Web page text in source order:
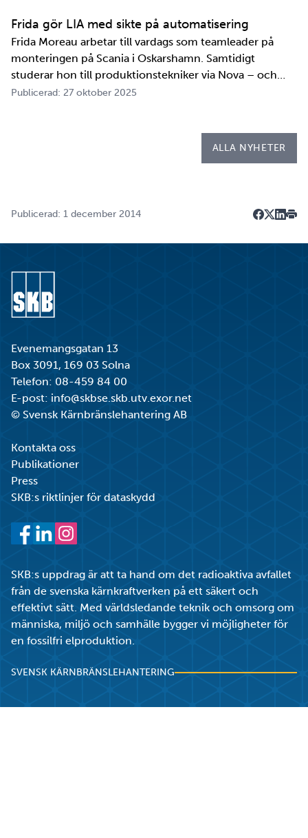
tester och utbildningar. Redan 2008 i…
Frida gör LIA med sikte på automatisering
Frida Moreau arbetar till vardags som teamleader på
monteringen på Scania i Oskarshamn. Samtidigt
studerar hon till produktionstekniker via Nova – och
under tio veckor i höst gör hon både sin praktik, även
Publicerad: 27 oktober 2025
ALLA NYHETER
Publicerad: 1 december 2014
Evenemangsgatan 13
Box 3091, 169 03 Solna
Telefon: 08-459 84 00
E-post: info@skbse.skb.utv.exor.net
© Svensk Kärnbränslehantering AB
Kontakta oss
Publikationer
Press
SKB:s riktlinjer för dataskydd
SKB:s uppdrag är att ta hand om det radioaktiva avfallet
från de svenska kärnkraftverken på ett säkert och
effektivt sätt. Med världsledande teknik och omsorg om
människa, miljö och samhälle bygger vi möjligheter för
en fossilfri elproduktion.
SVENSK KÄRNBRÄNSLEHANTERING